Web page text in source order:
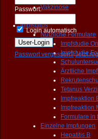
Vakzinose
Gemischte
Impfstatus
Nützliche Formulare
Impfstudie
Impfstudie
Ärztliche
Tetanus
Impfreaktion
Impfreaktion
Formulare in
Einzelne Impfungen
Hepatitis B
Passwort:
Login automatisch
Passwort vergessen? Jetzt